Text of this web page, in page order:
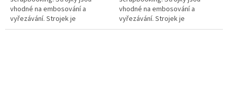
vhodné na embosování a
vyřezávání. Strojek je
všestranný lisovací přístroj pro
vhodné na embosování a
vyřezávání. Strojek je
všestranný lisovací přístroj pro